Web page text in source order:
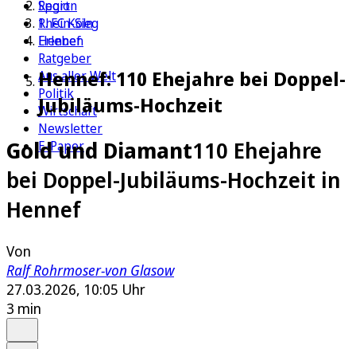
Sport
1. FC Köln
Erleben
Ratgeber
Aus aller Welt
Politik
Wirtschaft
Newsletter
E-Paper
Region
Rhein-Sieg
Hennef
Hennef: 110 Ehejahre bei Doppel-
Jubiläums-Hochzeit
Gold und Diamant110 Ehejahre
bei Doppel-Jubiläums-Hochzeit in
Hennef
Von
Ralf Rohrmoser-von Glasow
27.03.2026, 10:05 Uhr
3 min